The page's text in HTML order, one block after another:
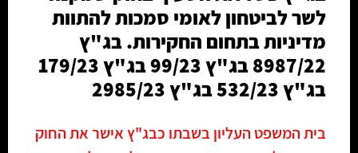
לשר לביטחון לאומי סמכות להתוות
מדיניות בתחום החקירות. בג"ץ
8987/22 בג"ץ 99/23 בג"ץ 179/23
בג"ץ 532/23 בג"ץ 2985/23
בית המשפט העליון בשבתו כבג"ץ אישר את החוק